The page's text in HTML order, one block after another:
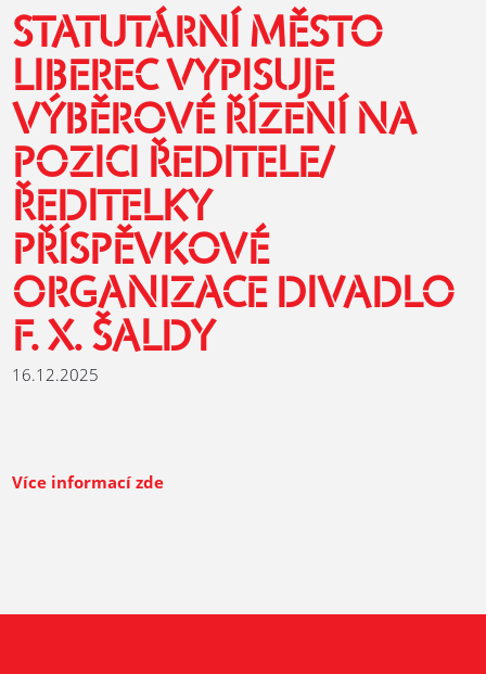
STATUTÁRNÍ MĚSTO
LIBEREC VYPISUJE
VÝBĚROVÉ ŘÍZENÍ NA
POZICI ŘEDITELE/
ŘEDITELKY
PŘÍSPĚVKOVÉ
ORGANIZACE DIVADLO
F. X. ŠALDY
16.12.2025
Více informací zde